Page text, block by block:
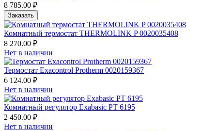
8 785.00 ₽
Заказать
Комнатный термостат THERMOLINK P 0020035408
8 270.00 ₽
Нет в наличии
Термостат Exacontrol Protherm 0020159367
6 124.00 ₽
Нет в наличии
Комнатный регулятор Exabasic PT 6195
2 450.00 ₽
Нет в наличии